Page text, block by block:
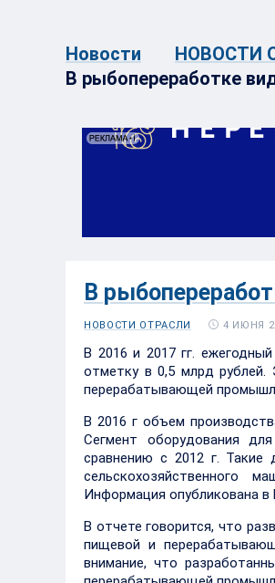
Новости
НОВОСТИ
В рыбопереработке
В
НОВОСТИ ОТРАСЛИ 4 ИЮНЯ
В 2016 и 2017 гг.
отметку в 0,5 млрд
перерабатывающей
В 2016 г объем
Сегмент оборудования
сравнению с 2012 г. Такие
сельскохозяйственного
Информация опубликована
В отчете говорится, что
пищевой и
внимание, что